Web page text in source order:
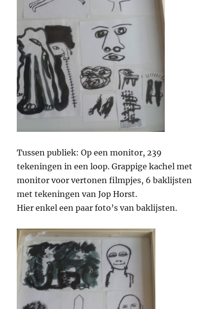
Tussen publiek: Op een monitor, 239
tekeningen in een loop. Grappige kachel met
monitor voor vertonen filmpjes, 6 baklijsten
met tekeningen van Jop Horst.
Hier enkel een paar foto’s van baklijsten.